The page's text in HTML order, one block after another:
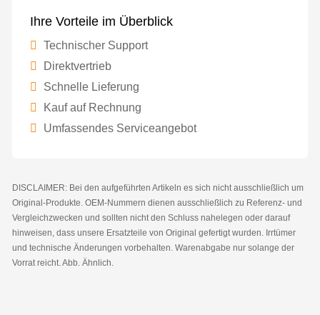
Ihre Vorteile im Überblick
Technischer Support
Direktvertrieb
Schnelle Lieferung
Kauf auf Rechnung
Umfassendes Serviceangebot
DISCLAIMER: Bei den aufgeführten Artikeln es sich nicht ausschließlich um
Original-Produkte. OEM-Nummern dienen ausschließlich zu Referenz- und
Vergleichzwecken und sollten nicht den Schluss nahelegen oder darauf
hinweisen, dass unsere Ersatzteile von Original gefertigt wurden. Irrtümer
und technische Änderungen vorbehalten. Warenabgabe nur solange der
Vorrat reicht. Abb. Ähnlich.